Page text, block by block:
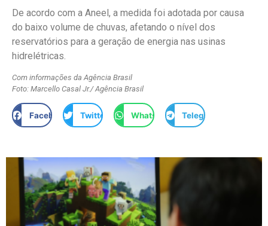
De acordo com a Aneel, a medida foi adotada por causa
do baixo volume de chuvas, afetando o nível dos
reservatórios para a geração de energia nas usinas
hidrelétricas.
Com informações da Agência Brasil
Foto: Marcello Casal Jr./ Agência Brasil
Facebook Twitter WhatsApp Telegram